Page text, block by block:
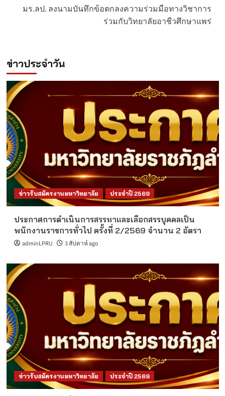
มร.ลป. ลงนามบันทึกข้อตกลงความร่วมมือทางวิชาการ
ร่วมกับวิทยาลัยอาชีวศึกษาแพร่
ข่าวประจำวัน
ข่าวรับสมัครงานมหาวิทยาลัย ประจำปี 2569
ประกาศการดำเนินการสรรหาและเลือกสรรบุคคลเป็น
พนักงานราชการทั่วไป ครั้งที่ 2/2569 จำนวน 2 อัตรา
adminLPRU 3 สัปดาห์ ago
ข่าวรับสมัครงานมหาวิทยาลัย ประจำปี 2569